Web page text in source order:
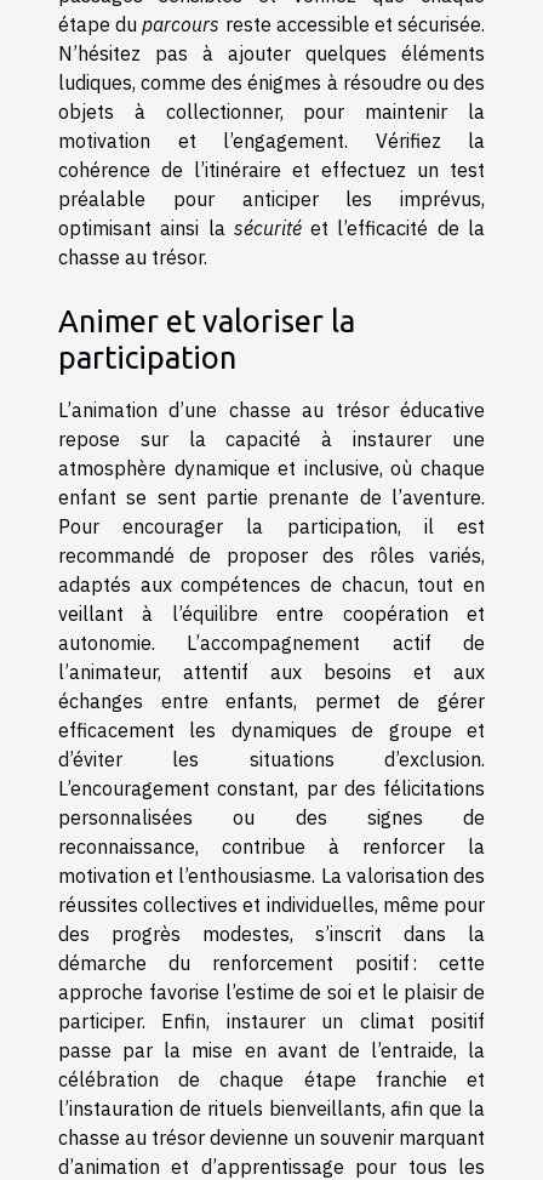
étape duparcours reste accessible et sécurisée.
N’hésitez pas à ajouter quelques éléments
ludiques, comme des énigmes à résoudre ou des
objets à collectionner, pour maintenir la
motivation et l’engagement. Vérifiez la
cohérence de l’itinéraire et effectuez un test
préalable pour anticiper les imprévus,
optimisant ainsi la sécuritéet l’efficacité de la
chasse au trésor.
Animer et valoriser la
participation
L’animation d’une chasse au trésor éducative
repose sur la capacité à instaurer une
atmosphère dynamique et inclusive, où chaque
enfant se sent partie prenante de l’aventure.
Pour encourager la participation, il est
recommandé de proposer des rôles variés,
adaptés aux compétences de chacun, tout en
veillant à l’équilibre entre coopération et
autonomie. L’accompagnement actif de
l’animateur, attentif aux besoins et aux
échanges entre enfants, permet de gérer
efficacement les dynamiques de groupe et
d’éviter les situations d’exclusion.
L’encouragement constant, par des félicitations
personnalisées ou des signes de
reconnaissance, contribue à renforcer la
motivation et l’enthousiasme. La valorisation des
réussites collectives et individuelles, même pour
des progrès modestes, s’inscrit dans la
démarche du renforcement positif : cette
approche favorise l’estime de soi et le plaisir de
participer. Enfin, instaurer un climat positif
passe par la mise en avant de l’entraide, la
célébration de chaque étape franchie et
l’instauration de rituels bienveillants, afin que la
chasse au trésor devienne un souvenir marquant
d’animation et d’apprentissage pour tous les